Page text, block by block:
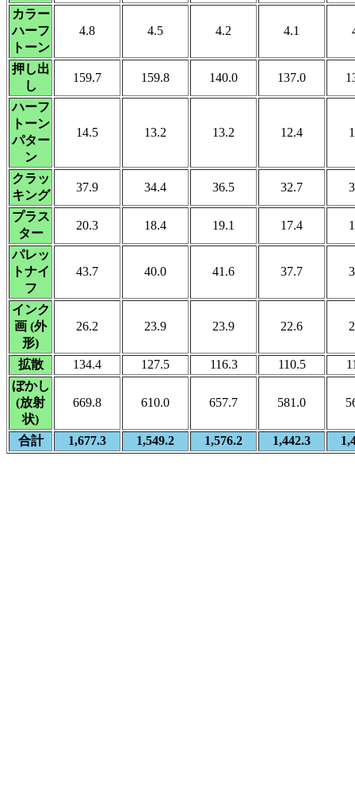
カラー
ハーフ
トーン
4.8 4.5 4.2 4.1
押し出
し
159.7 159.8 140.0 137.0
ハーフ
トーン
パター
ン
14.5 13.2 13.2 12.4
クラッ
キング
37.9 34.4 36.5 32.7
プラス
ター
20.3 18.4 19.1 17.4
パレッ
トナイ
フ
43.7 40.0 41.6 37.7
インク
画 (外
形)
26.2 23.9 23.9 22.6
拡散 134.4 127.5 116.3 110.5
ぼかし
(放射
状)
669.8 610.0 657.7 581.0
合計 1,677.3 1,549.2 1,576.2 1,442.3